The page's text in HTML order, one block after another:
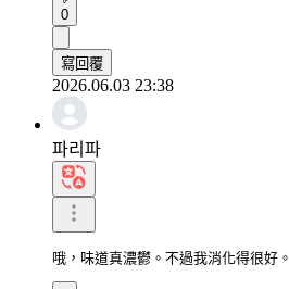
0
寫回覆
2026.06.03 23:38
파리파
哦，味道真濃鬱。不過我消化得很好。